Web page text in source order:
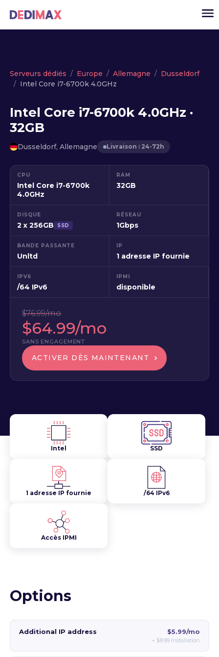
Cloud serveur
Serveurs dédiés
API
Actualité
Serveurs dédiés Europe Allemagne
Dusseldorf
Intel Core i7-6700k 4.0GHz
Intel Core i7-6700k 4.0GHz ·
32GB
Dusseldorf, Allemagne Livraison : 24-72h
CPU
Intel Core i7-6700k
4.0GHz
RAM
32GB
DISQUE
2 x 256GB SSD
RÉSEAU
1Gbps
BANDE PASSANTE
Unltd
IP
1 adresse IP fournie
IPV6
/64 IPv6
IPMI
disponible
$76.99/mo
$64.99/mo
SANS ENGAGEMENT
ACTIVER DÈS MAINTENANT
Intel SSD
1 adresse IP fournie /64 IPv6
Accès IPMI
Options
Additional IP address $5.99/mo
+ $8.99 Installation